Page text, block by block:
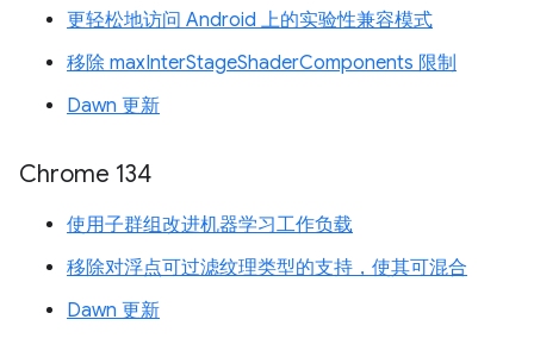
更轻松地访问 Android 上的实验性兼容模式
移除 maxInterStageShaderComponents 限制
Dawn 更新
Chrome 134
使用子群组改进机器学习工作负载
移除对浮点可过滤纹理类型的支持，使其可混合
Dawn 更新